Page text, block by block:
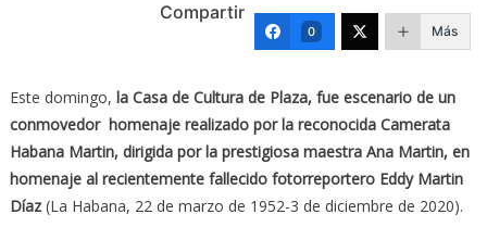
Compartir
0 Más
Este domingo, la Casa de Cultura de Plaza, fue escenario de un
conmovedor homenaje realizado por la reconocida Camerata
Habana Martin, dirigida por la prestigiosa maestra Ana Martin, en
homenaje al recientemente fallecido fotorreportero Eddy Martin
Díaz(La Habana, 22 de marzo de 1952-3 de diciembre de 2020).